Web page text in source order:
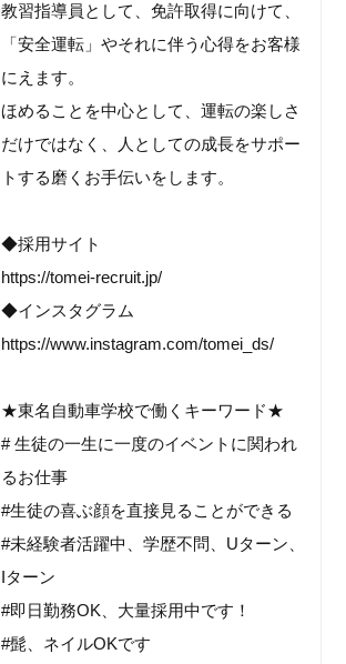
教習指導員として、免許取得に向けて、
「安全運転」やそれに伴う心得をお客様
にえます。
ほめることを中心として、運転の楽しさ
だけではなく、人としての成長をサポー
トする磨くお手伝いをします。
◆採用サイト
https://tomei-recruit.jp/
◆インスタグラム
https://www.instagram.com/tomei_ds/
★東名自動車学校で働くキーワード★
# 生徒の一生に一度のイベントに関われ
るお仕事
#生徒の喜ぶ顔を直接見ることができる
#未経験者活躍中、学歴不問、Uターン、
Iターン
#即日勤務OK、大量採用中です！
#髭、ネイルOKです